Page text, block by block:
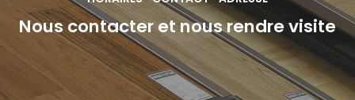
Nous contacter et nous rendre visite